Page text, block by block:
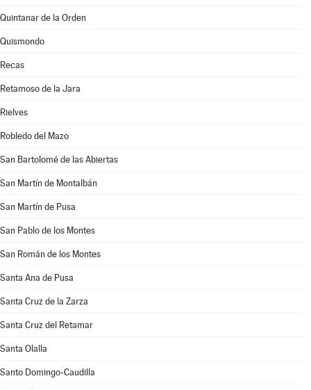
Quintanar de la Orden
Quismondo
Recas
Retamoso de la Jara
Rielves
Robledo del Mazo
San Bartolomé de las Abiertas
San Martín de Montalbán
San Martín de Pusa
San Pablo de los Montes
San Román de los Montes
Santa Ana de Pusa
Santa Cruz de la Zarza
Santa Cruz del Retamar
Santa Olalla
Santo Domingo-Caudilla